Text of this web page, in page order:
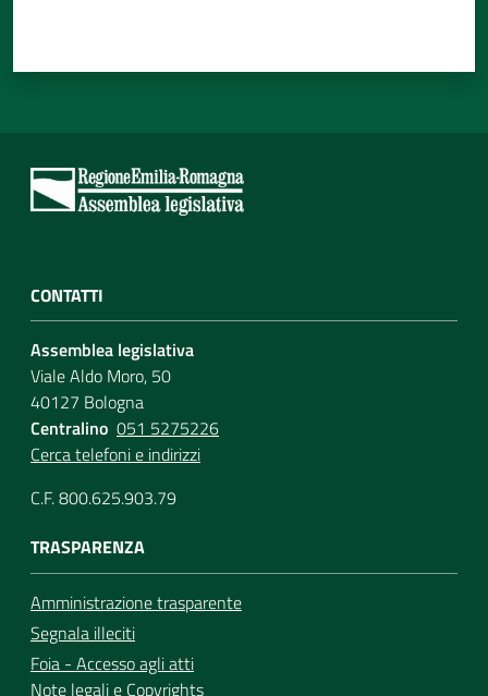
CONTATTI
Assemblea legislativa
Viale Aldo Moro, 50
40127 Bologna
Centralino 051 5275226
Cerca telefoni e indirizzi
C.F. 800.625.903.79
TRASPARENZA
Amministrazione trasparente
Segnala illeciti
Foia - Accesso agli atti
Note legalie Copyrights